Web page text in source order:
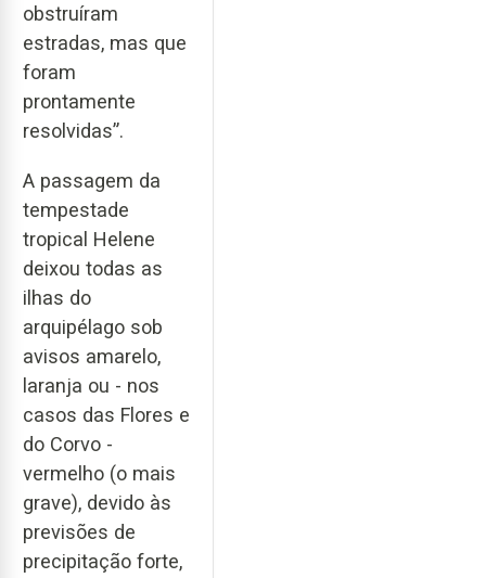
obstruíram
estradas, mas que
foram
prontamente
resolvidas”.
A passagem da
tempestade
tropical Helene
deixou todas as
ilhas do
arquipélago sob
avisos amarelo,
laranja ou - nos
casos das Flores e
do Corvo -
vermelho (o mais
grave), devido às
previsões de
precipitação forte,